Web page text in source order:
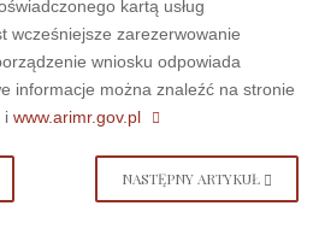
kartą usług
wcześniejsze zarezerwowanie
wniosku odpowiada
informacje można znaleźć na stronie
i www.arimr.gov.pl
NASTĘPNY ARTYKUŁ